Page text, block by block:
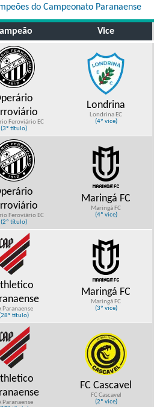
do Campeonato Paranaense
Vice
Feroviário EC
(3º título)
Londrina
Londrina EC
(4º vice)
Feroviário EC
(2º título)
Maringá FC
Maringá FC
(4º vice)
Paranaense
título)
Maringá FC
Maringá FC
(3º vice)
Paranaense
FC Cascavel
FC Cascavel
(2º vice)